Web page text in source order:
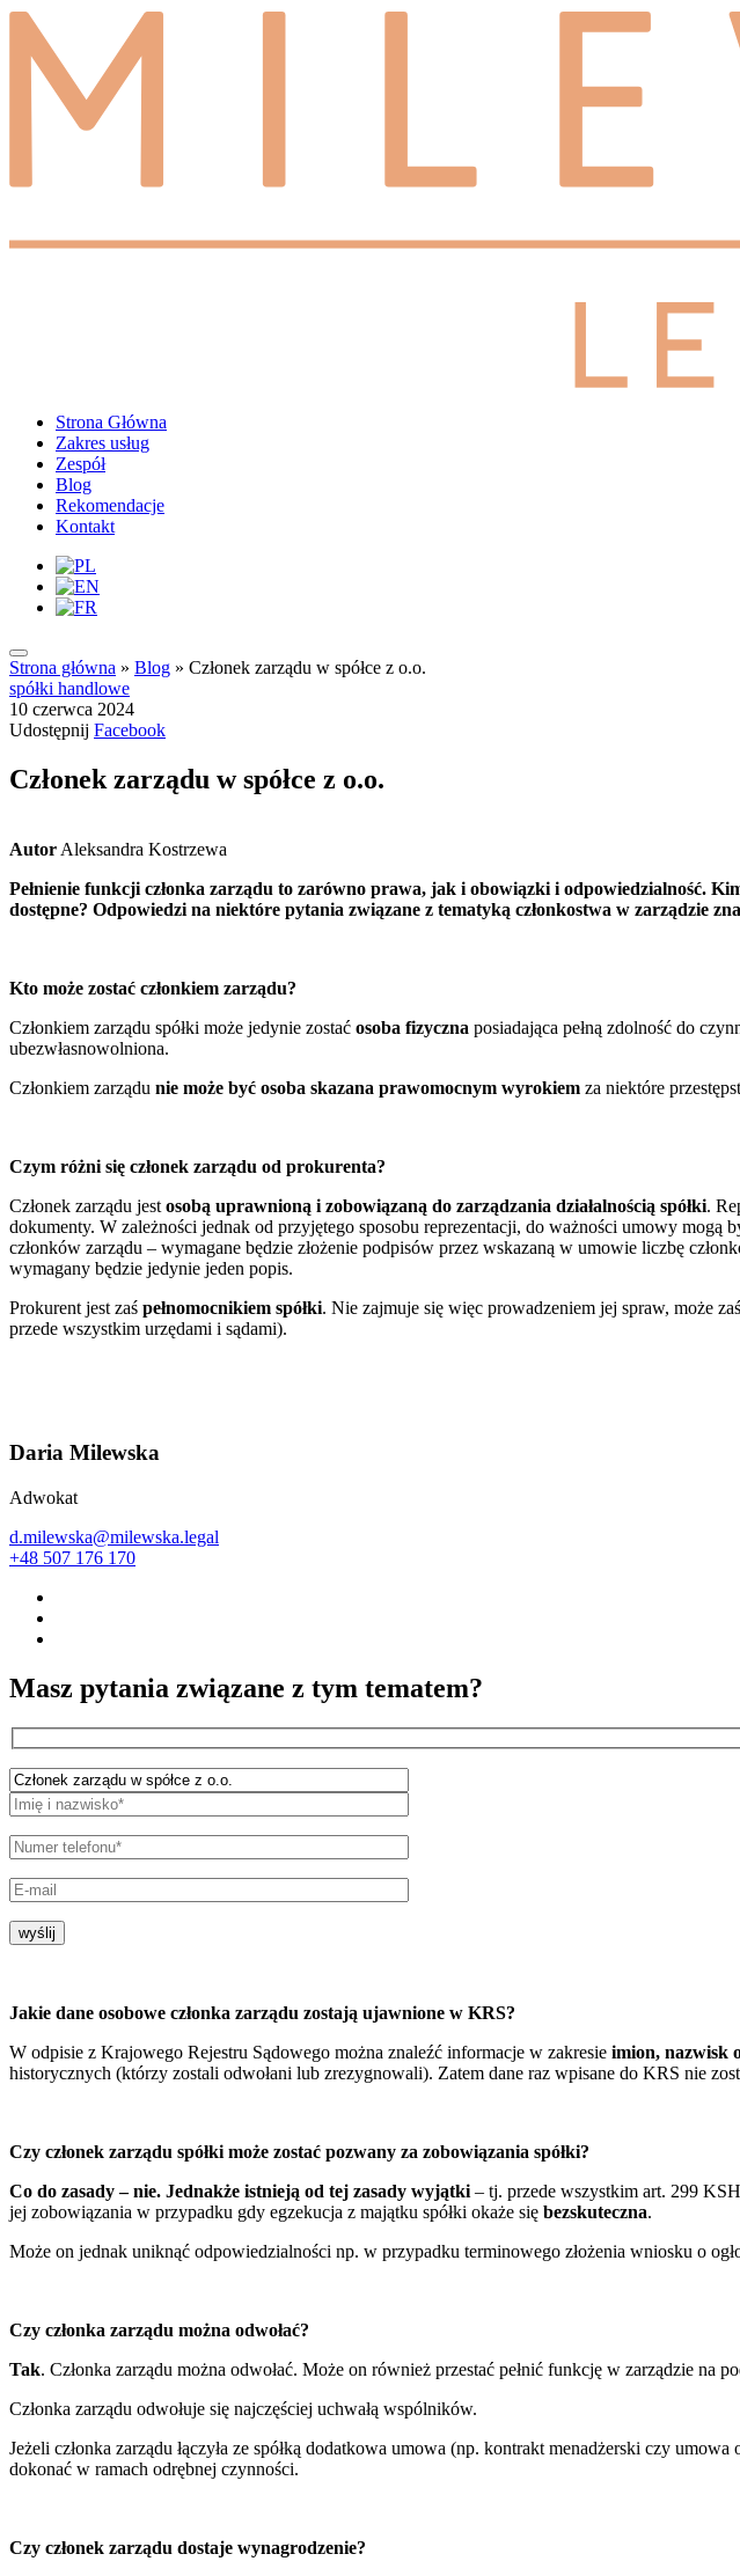
Strona Główna
Zakres usług
Zespół
Blog
Rekomendacje
Kontakt
Strona główna » Blog » Członek zarządu w spółce z o.o.
spółki handlowe
10 czerwca 2024
Udostępnij Facebook
Członek zarządu w spółce z o.o.
Autor Aleksandra Kostrzewa
Pełnienie funkcji członka zarządu to zarówno prawa, jak i obowiązki i odpowiedzialność.
dostępne? Odpowiedzi na niektóre pytania związane z tematyką członkostwa w zarządzie
Kto może zostać członkiem zarządu?
Członkiem zarządu spółki może jedynie zostać osoba fizyczna posiadająca pełną zdolność do
ubezwłasnowolniona.
Członkiem zarządu nie może być osoba skazana prawomocnym wyrokiem za niektóre
Czym różni się członek zarządu od prokurenta?
Członek zarządu jest osobą uprawnioną i zobowiązaną do zarządzania działalnością spółki.
dokumenty. W zależności jednak od przyjętego sposobu reprezentacji, do ważności umowy mogą
członków zarządu – wymagane będzie złożenie podpisów przez wskazaną w umowie liczbę
wymagany będzie jedynie jeden popis.
Prokurent jest zaś pełnomocnikiem spółki. Nie zajmuje się więc prowadzeniem jej spraw, może
przede wszystkim urzędami i sądami).
Daria Milewska
Adwokat
d.milewska@milewska.legal
+48 507 176 170
Masz pytania związane z tym tematem?
wyślij
Jakie dane osobowe członka zarządu zostają ujawnione w KRS?
W odpisie z Krajowego Rejestru Sądowego można znaleźć informacje w zakresie imion, nazwisk
historycznych (którzy zostali odwołani lub zrezygnowali). Zatem dane raz wpisane do KRS nie
Czy członek zarządu spółki może zostać pozwany za zobowiązania spółki?
Co do zasady – nie. Jednakże istnieją od tej zasady wyjątki – tj. przede wszystkim art. 299
jej zobowiązania w przypadku gdy egzekucja z majątku spółki okaże się bezskuteczna.
Może on jednak uniknąć odpowiedzialności np. w przypadku terminowego złożenia wniosku o
Czy członka zarządu można odwołać?
Tak. Członka zarządu można odwołać. Może on również przestać pełnić funkcję w zarządzie na
Członka zarządu odwołuje się najczęściej uchwałą wspólników.
Jeżeli członka zarządu łączyła ze spółką dodatkowa umowa (np. kontrakt menadżerski czy
dokonać w ramach odrębnej czynności.
Czy członek zarządu dostaje wynagrodzenie?